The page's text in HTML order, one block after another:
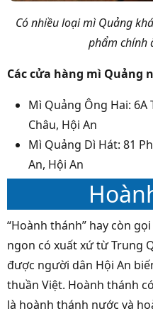
Có nhiều loại mì Quảng
phẩm chính
Các cửa hàng mì Quảng
Mì Quảng Ông Hai:
Châu, Hội An
Mì Quảng Dì Hát: 81
An, Hội An
“Hoành thánh” hay còn
ngon có xuất xứ từ Trung
được người dân Hội An
thuần Việt. Hoành thánh
là hoành thánh nước và